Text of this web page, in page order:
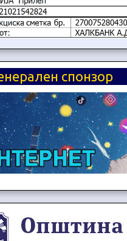
спонзор